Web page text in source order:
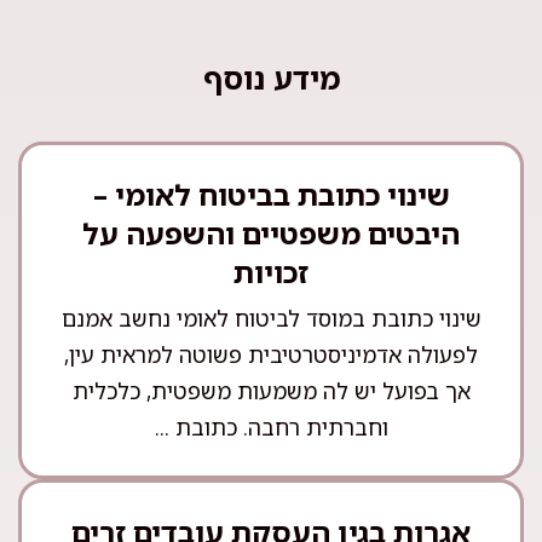
מידע נוסף
שינוי כתובת בביטוח לאומי –
היבטים משפטיים והשפעה על
זכויות
שינוי כתובת במוסד לביטוח לאומי נחשב אמנם
לפעולה אדמיניסטרטיבית פשוטה למראית עין,
אך בפועל יש לה משמעות משפטית, כלכלית
וחברתית רחבה. כתובת ...
אגרות בגין העסקת עובדים זרים